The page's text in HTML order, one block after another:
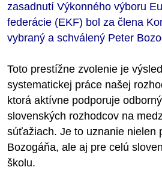
zasadnutí Výkonného výboru
federácie (EKF) bol za člena
vybraný a schválený Peter
Toto prestížne zvolenie je
systematickej práce našej
ktorá aktívne podporuje
slovenských rozhodcov na
súťažiach. Je to uznanie nielen
Bozogáňa, ale aj pre celú
školu.